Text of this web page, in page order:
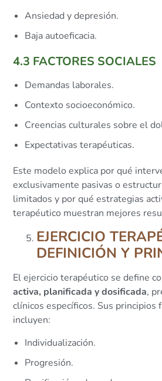
Ansiedad y depresión.
Baja autoeficacia.
4.3 FACTORES SOCIALES
Demandas laborales.
Contexto socioeconómico.
Creencias culturales sobre el
Expectativas terapéuticas.
Este modelo explica por qué
exclusivamente pasivas o
limitados y por qué estrategias
terapéutico muestran mejores
EJERCICIO
DEFINICIÓN Y
El ejercicio terapéutico se define
activa, planificada y dosificada,
clínicos específicos. Sus principios
incluyen:
Individualización.
Progresión.